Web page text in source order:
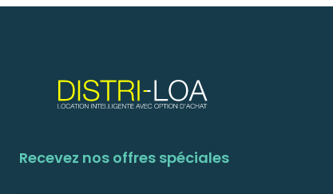
Recevez nos offres spéciales